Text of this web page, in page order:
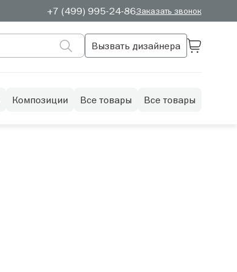
+7 (499) 995-24-86Заказать звонок
Вызвать дизайнера
Композиции Все товары Все товары